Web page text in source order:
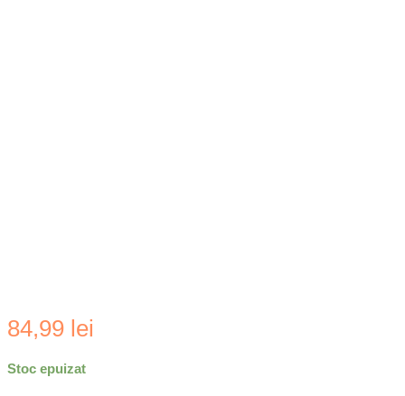
84,99 lei
Stoc epuizat